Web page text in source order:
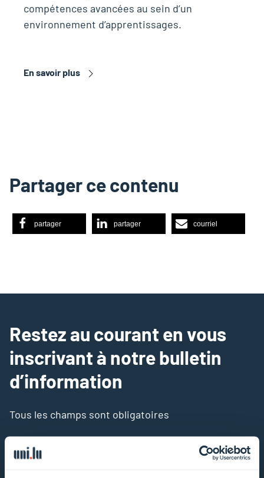
compétences avancées au sein d’un
environnement d’apprentissages.
En savoir plus
Partager ce contenu
partager partager courriel
Restez au courant en vous
inscrivant à notre bulletin
d’information
Tous les champs sont obligatoires
Faites votre choix dans notre/nos liste(s) de
diffusion